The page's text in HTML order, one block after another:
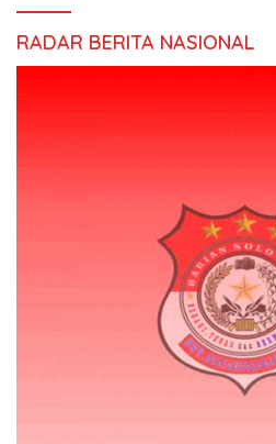
RADAR BERITA NASIONAL